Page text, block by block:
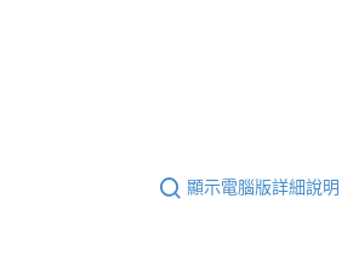
顯示電腦版詳細說明